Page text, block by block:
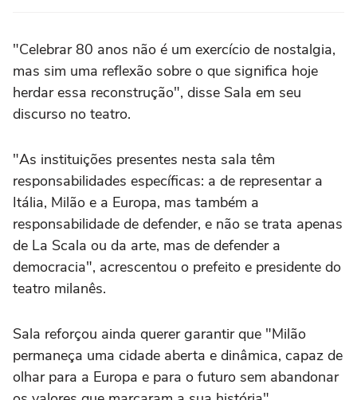
"Celebrar 80 anos não é um exercício de nostalgia,
mas sim uma reflexão sobre o que significa hoje
herdar essa reconstrução", disse Sala em seu
discurso no teatro.
"As instituições presentes nesta sala têm
responsabilidades específicas: a de representar a
Itália, Milão e a Europa, mas também a
responsabilidade de defender, e não se trata apenas
de La Scala ou da arte, mas de defender a
democracia", acrescentou o prefeito e presidente do
teatro milanês.
Sala reforçou ainda querer garantir que "Milão
permaneça uma cidade aberta e dinâmica, capaz de
olhar para a Europa e para o futuro sem abandonar